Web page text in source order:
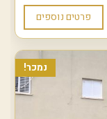
פרטים נוספים
נמכר!